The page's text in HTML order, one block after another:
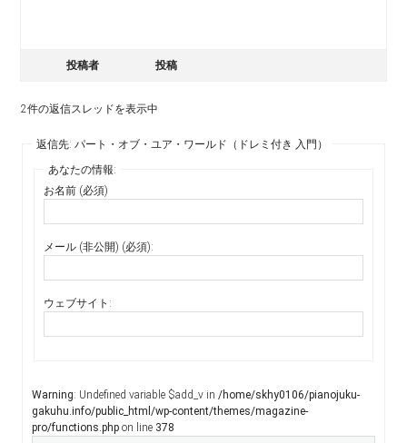
投稿者 投稿
2件の返信スレッドを表示中
返信先: パート・オブ・ユア・ワールド（ドレミ付き 入門）
あなたの情報:
お名前 (必須)
メール (非公開) (必須):
ウェブサイト:
Warning : Undefined variable $add_v in /home/skhy0106/pianojuku-
gakuhu.info/public_html/wp-content/themes/magazine-
pro/functions.php on line 378